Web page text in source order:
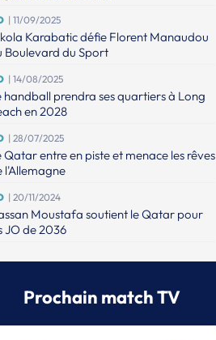
| 11/09/2025
Karabatic défie Florent Manaudou
Boulevard du Sport
| 14/08/2025
handball prendra ses quartiers à Long
en 2028
| 28/07/2025
Qatar entre en piste et menace les rêves
l'Allemagne
| 20/11/2024
Moustafa soutient le Qatar pour
JO de 2036
les JO
Prochain match TV